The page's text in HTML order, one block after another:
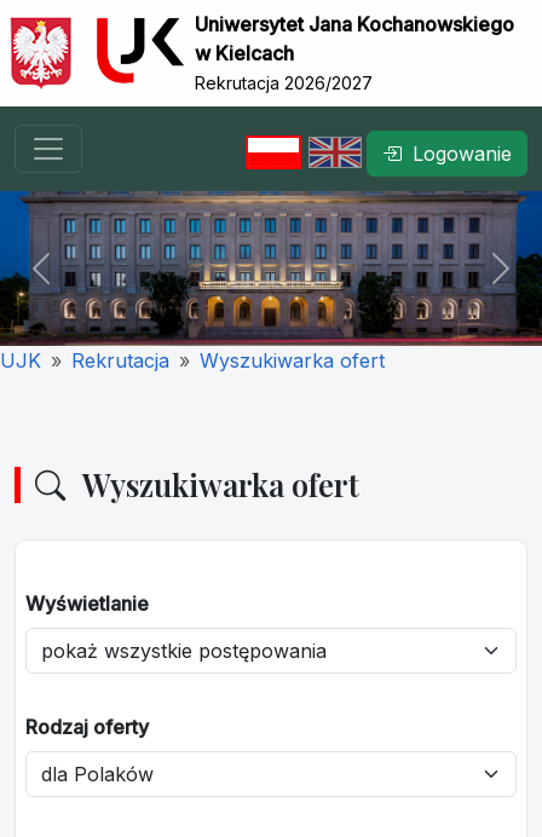
Uniwersytet Jana Kochanowskiego
w Kielcach
Rekrutacja 2026/2027
Logowanie
Previous Next
UJK Rekrutacja Wyszukiwarka ofert
Wyszukiwarka ofert
Wyświetlanie
Rodzaj oferty